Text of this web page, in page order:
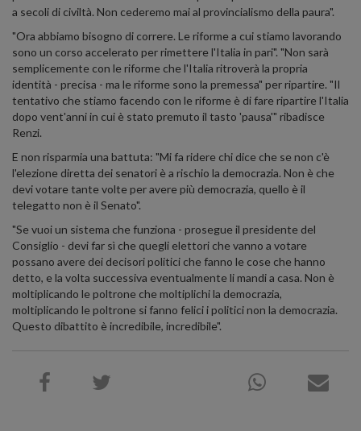
a secoli di civiltà. Non cederemo mai al provincialismo della paura".
"Ora abbiamo bisogno di correre. Le riforme a cui stiamo lavorando
sono un corso accelerato per rimettere l'Italia in pari". "Non sarà
semplicemente con le riforme che l'Italia ritroverà la propria
identità - precisa - ma le riforme sono la premessa" per ripartire. "Il
tentativo che stiamo facendo con le riforme è di fare ripartire l'Italia
dopo vent'anni in cui è stato premuto il tasto 'pausa'" ribadisce
Renzi.
E non risparmia una battuta: "Mi fa ridere chi dice che se non c'è
l'elezione diretta dei senatori è a rischio la democrazia. Non è che
devi votare tante volte per avere più democrazia, quello è il
telegatto non è il Senato".
"Se vuoi un sistema che funziona - prosegue il presidente del
Consiglio - devi far sì che quegli elettori che vanno a votare
possano avere dei decisori politici che fanno le cose che hanno
detto, e la volta successiva eventualmente li mandi a casa. Non è
moltiplicando le poltrone che moltiplichi la democrazia,
moltiplicando le poltrone si fanno felici i politici non la democrazia.
Questo dibattito è incredibile, incredibile".